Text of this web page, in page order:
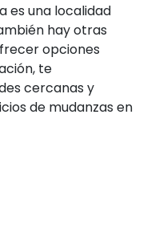
es una localidad
hay otras
opciones
te
cercanas y
de mudanzas en